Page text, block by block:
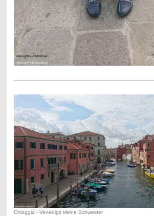
Chioggia - Venedigs kleine Schwester